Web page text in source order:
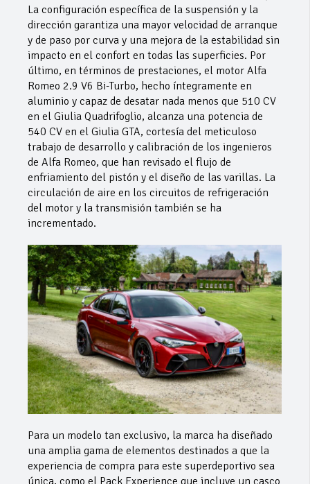
La configuración específica de la suspensión y la
dirección garantiza una mayor velocidad de arranque
y de paso por curva y una mejora de la estabilidad sin
impacto en el confort en todas las superficies. Por
último, en términos de prestaciones, el motor Alfa
Romeo 2.9 V6 Bi-Turbo, hecho íntegramente en
aluminio y capaz de desatar nada menos que 510 CV
en el Giulia Quadrifoglio, alcanza una potencia de
540 CV en el Giulia GTA, cortesía del meticuloso
trabajo de desarrollo y calibración de los ingenieros
de Alfa Romeo, que han revisado el flujo de
enfriamiento del pistón y el diseño de las varillas. La
circulación de aire en los circuitos de refrigeración
del motor y la transmisión también se ha
incrementado.
Para un modelo tan exclusivo, la marca ha diseñado
una amplia gama de elementos destinados a que la
experiencia de compra para este superdeportivo sea